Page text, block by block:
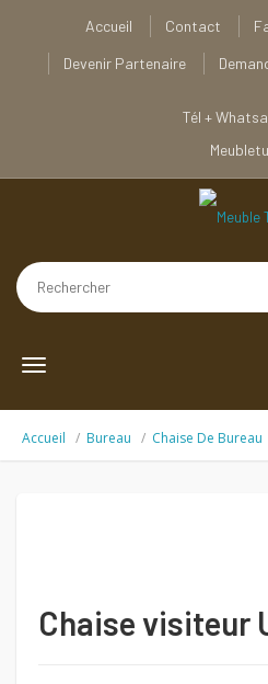
Accueil Contact
Devenir Partenaire
Tél +
Toggle
Accueil Bureau Chaise De Bureau
Chaise visiteur